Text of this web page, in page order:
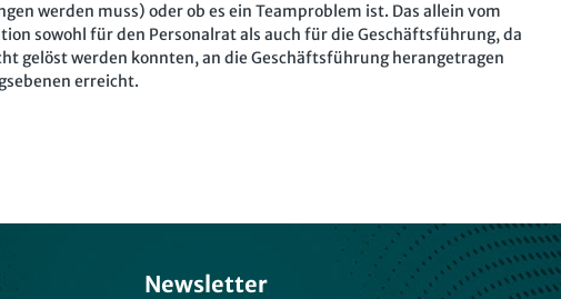
werden muss) oder ob es ein Teamproblem ist. Das allein vom
sowohl für den Personalrat als auch für die Geschäftsführung, da
gelöst werden konnten, an die Geschäftsführung herangetragen
erreicht.
Newsletter